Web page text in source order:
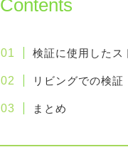
Contents
検証に使用したス
リビングでの検証
まとめ